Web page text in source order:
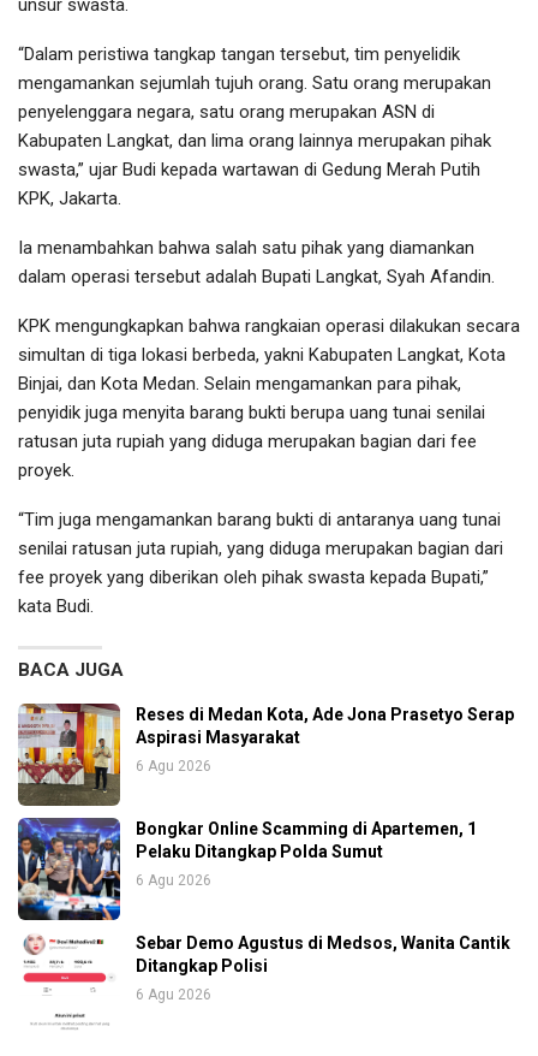
unsur swasta.
“Dalam peristiwa tangkap tangan tersebut, tim penyelidik
mengamankan sejumlah tujuh orang. Satu orang merupakan
penyelenggara negara, satu orang merupakan ASN di
Kabupaten Langkat, dan lima orang lainnya merupakan pihak
swasta,” ujar Budi kepada wartawan di Gedung Merah Putih
KPK, Jakarta.
Ia menambahkan bahwa salah satu pihak yang diamankan
dalam operasi tersebut adalah Bupati Langkat, Syah Afandin.
KPK mengungkapkan bahwa rangkaian operasi dilakukan secara
simultan di tiga lokasi berbeda, yakni Kabupaten Langkat, Kota
Binjai, dan Kota Medan. Selain mengamankan para pihak,
penyidik juga menyita barang bukti berupa uang tunai senilai
ratusan juta rupiah yang diduga merupakan bagian dari fee
proyek.
“Tim juga mengamankan barang bukti di antaranya uang tunai
senilai ratusan juta rupiah, yang diduga merupakan bagian dari
fee proyek yang diberikan oleh pihak swasta kepada Bupati,”
kata Budi.
BACA JUGA
Reses di Medan Kota, Ade Jona Prasetyo Serap
Aspirasi Masyarakat
6 Agu 2026
Bongkar Online Scamming di Apartemen, 1
Pelaku Ditangkap Polda Sumut
6 Agu 2026
Sebar Demo Agustus di Medsos, Wanita Cantik
Ditangkap Polisi
6 Agu 2026